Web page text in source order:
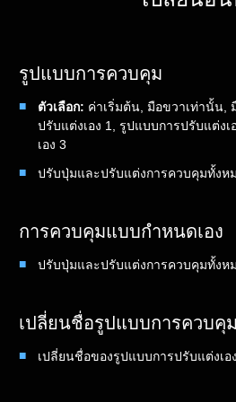
รูปแบบการควบคุม
ตัวเลือก: ค่าเริ่มต้น, มือขวาเท่านั้น,
ปรับแต่งเอง 1, รูปแบบการปรับแต่ง
เอง 3
ปรับปุ่มและปรับแต่งการควบคุมทั้งห
การควบคุมแบบกำหนดเอง
ปรับปุ่มและปรับแต่งการควบคุมทั้งห
เปลี่ยนชื่อรูปแบบการควบคุม
เปลี่ยนชื่อของรูปแบบการปรับแต่งเ